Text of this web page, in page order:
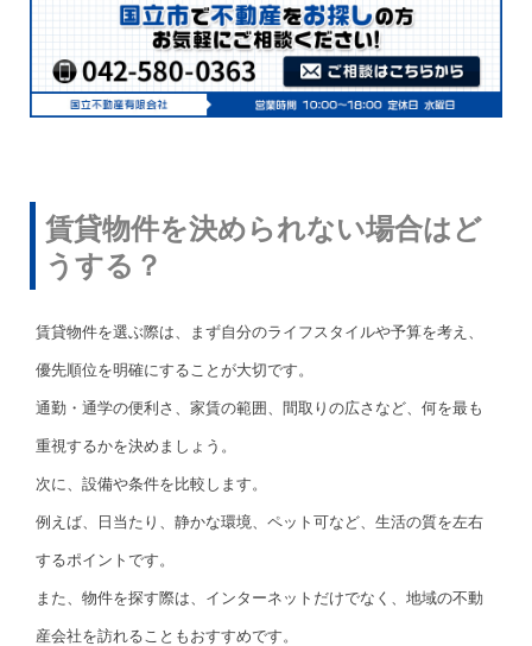
賃貸物件を決められない場合はど
うする？
賃貸物件を選ぶ際は、まず自分のライフスタイルや予算を考え、
優先順位を明確にすることが大切です。
通勤・通学の便利さ、家賃の範囲、間取りの広さなど、何を最も
重視するかを決めましょう。
次に、設備や条件を比較します。
例えば、日当たり、静かな環境、ペット可など、生活の質を左右
するポイントです。
また、物件を探す際は、インターネットだけでなく、地域の不動
産会社を訪れることもおすすめです。